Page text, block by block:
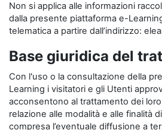
Non si applica alle informazioni
dalla presente piattaforma e-
telematica a partire dall’indirizzo:
Base giuridica del
Con l'uso o la consultazione della
Learning i visitatori e gli Utenti
acconsentono al trattamento dei
relazione alle modalità e alle finalità
compresa l’eventuale diffusione a